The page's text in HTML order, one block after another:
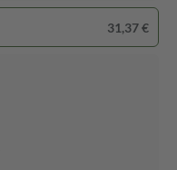
31,37 €